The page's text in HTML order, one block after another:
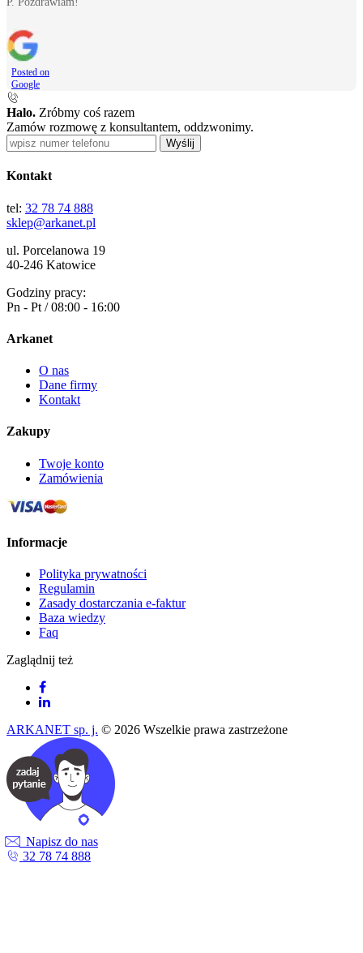
Posted on
Google
Halo. Zróbmy coś razem
Zamów rozmowę z konsultantem, oddzwonimy.
Wyślij
Kontakt
tel: 32 78 74 888
sklep@arkanet.pl
ul. Porcelanowa 19
40-246 Katowice
Godziny pracy:
Pn - Pt / 08:00 - 16:00
Arkanet
O nas
Dane firmy
Kontakt
Zakupy
Twoje konto
Zamówienia
Informacje
Polityka prywatności
Regulamin
Zasady dostarczania e-faktur
Baza wiedzy
Faq
Zaglądnij też
ARKANET sp. j. © 2026 Wszelkie prawa zastrzeżone
Napisz do nas
32 78 74 888